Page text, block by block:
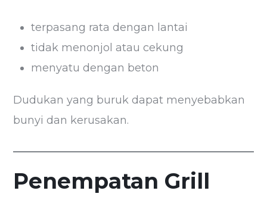
terpasang rata dengan lantai
tidak menonjol atau cekung
menyatu dengan beton
Dudukan yang buruk dapat menyebabkan
bunyi dan kerusakan.
Penempatan Grill